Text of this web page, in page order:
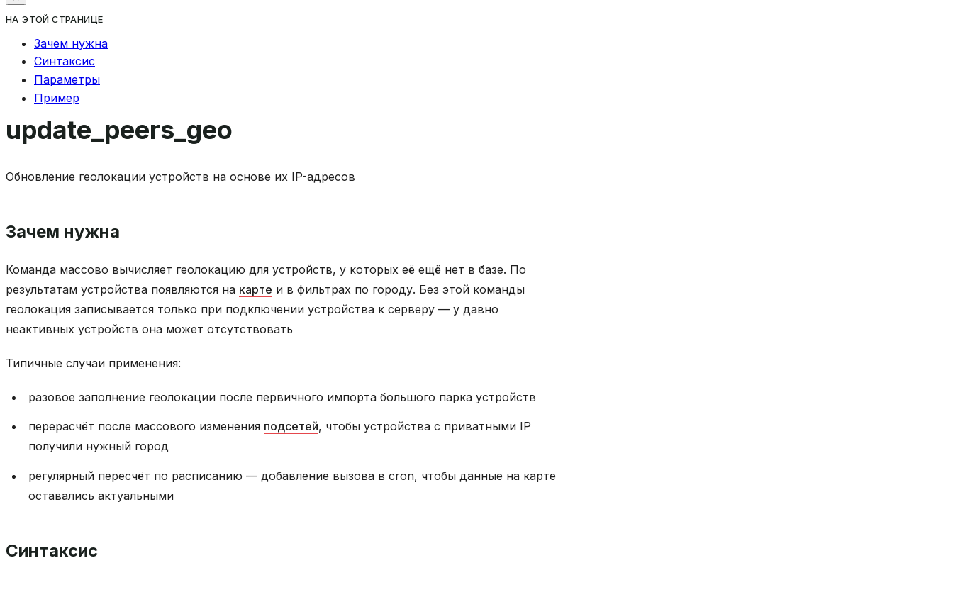
НА ЭТОЙ СТРАНИЦЕ
Зачем нужна
Синтаксис
Параметры
Пример
update_peers_geo
Обновление геолокации устройств на основе их IP-адресов
Зачем нужна
Команда массово вычисляет геолокацию для устройств, у которых её ещё нет в базе. По
результатам устройства появляются на карте и в фильтрах по городу. Без этой команды
геолокация записывается только при подключении устройства к серверу — у давно
неактивных устройств она может отсутствовать
Типичные случаи применения:
разовое заполнение геолокации после первичного импорта большого парка устройств
перерасчёт после массового изменения подсетей, чтобы устройства с приватными IP
получили нужный город
регулярный пересчёт по расписанию — добавление вызова в cron, чтобы данные на карте
оставались актуальными
Синтаксис